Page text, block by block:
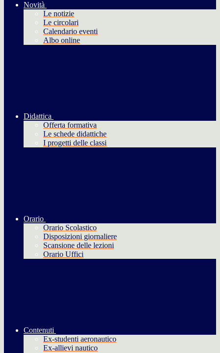
Novità
Le notizie
Le circolari
Calendario eventi
Albo online
Didattica
Offerta formativa
Le schede didattiche
I progetti delle classi
Orario
Orario Scolastico
Disposizioni giornaliere
Scansione delle lezioni
Orario Uffici
Contenuti
Ex-studenti aeronautico
Ex-allievi nautico